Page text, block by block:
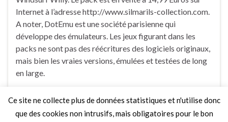
Internet à l’adresse http://www.silmarils-collection.com.
A noter, DotEmu est une société parisienne qui
développe des émulateurs. Les jeux figurant dans les
packs ne sont pas des réécritures des logiciels originaux,
mais bien les vraies versions, émulées et testées de long
en large.
1 Commentaire
Ce site ne collecte plus de données statistiques et n'utilise donc
que des cookies non intrusifs, mais obligatoires pour le bon